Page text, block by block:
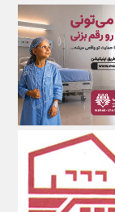
اکوفارس
اکونگار
اکونیوز
الف
انتشار آنلاین
اندیشه قرن
اندیشه معاصر
اندیشه ها
انرژی پرس
ای استخدام
ایتنا